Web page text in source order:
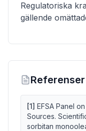
Regulatoriska
gällende
Referenser
[1] EFSA Panel
Sources.
sorbitan